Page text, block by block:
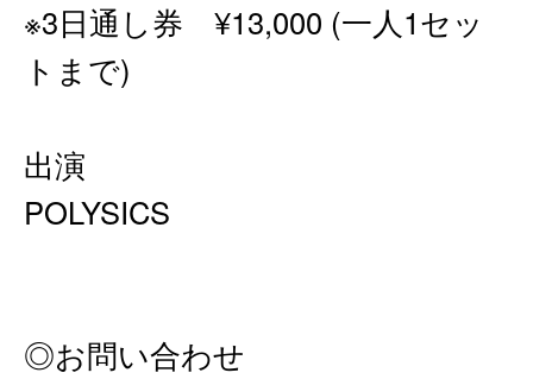
※3日通し券 ¥13,000 (一人1セッ
トまで)
出演
POLYSICS
◎お問い合わせ